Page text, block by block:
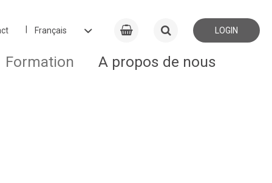
LOGIN
Formation A propos de nous